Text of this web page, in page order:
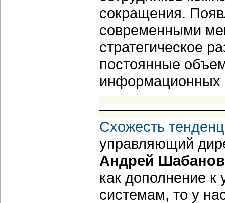
сокращения.
современными
стратегическое
постоянные
информационных
Схожесть
управляющий
Андрей Шабанов
как дополнение
системам, то у